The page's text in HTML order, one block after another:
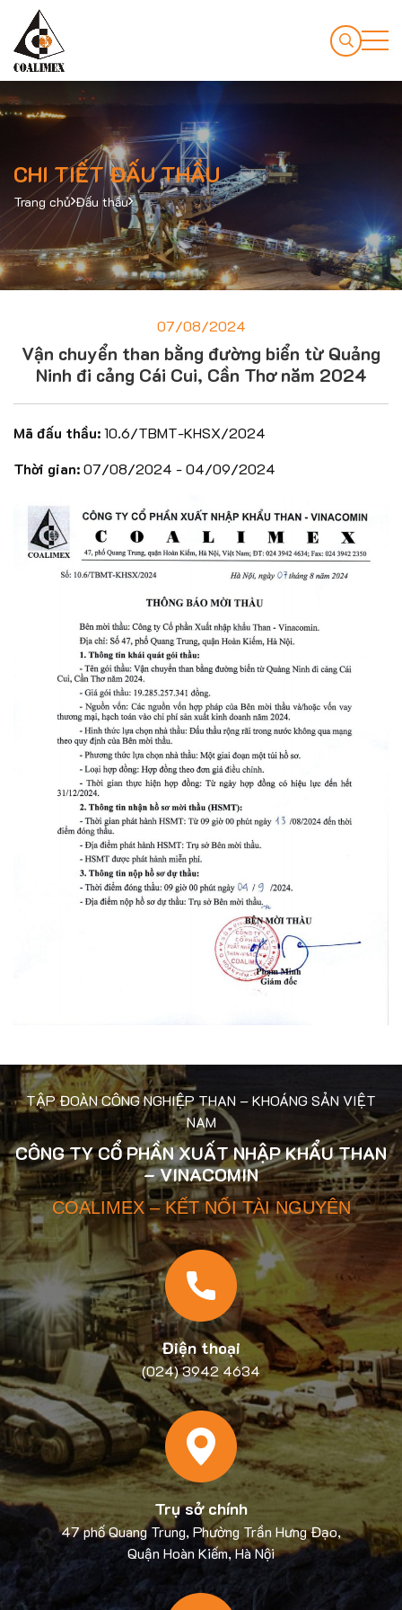
CHI TIẾT ĐẤU THẦU
Trang chủ Đấu thầu
07/08/2024
Vận chuyển than bằng đường biển từ Quảng
Ninh đi cảng Cái Cui, Cần Thơ năm 2024
Mã đấu thầu:10.6/TBMT-KHSX/2024
Thời gian:07/08/2024 - 04/09/2024
TẬP ĐOÀN CÔNG NGHIỆP THAN – KHOÁNG SẢN VIỆT
NAM
CÔNG TY CỔ PHẦN XUẤT NHẬP KHẨU THAN
– VINACOMIN
COALIMEX – KẾT NỐI TÀI NGUYÊN
Điện thoại
(024) 3942 4634
Trụ sở chính
47 phố Quang Trung, Phường Trần Hưng Đạo,
Quận Hoàn Kiếm, Hà Nội